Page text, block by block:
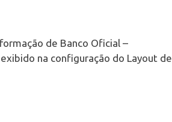
de Banco Oficial –
na configuração do Layout de